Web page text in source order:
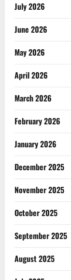
July 2026
June 2026
May 2026
April 2026
March 2026
February 2026
January 2026
December 2025
November 2025
October 2025
September 2025
August 2025